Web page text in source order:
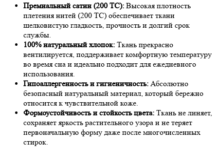
Премиальный сатин (200 TC): Высокая плотность
плетения нитей (200 TC) обеспечивает ткани
шелковистую гладкость, прочность и долгий срок
службы.
100% натуральный хлопок: Ткань прекрасно
вентилируется, поддерживает комфортную температуру
во время сна и идеально подходит для ежедневного
использования.
Гипоаллергенность и гигиеничность: Абсолютно
безопасный натуральный материал, который бережно
относится к чувствительной коже.
Формоустойчивость и стойкость цвета: Ткань не линяет,
сохраняет яркость растительного узора и не теряет
первоначальную форму даже после многочисленных
стирок.